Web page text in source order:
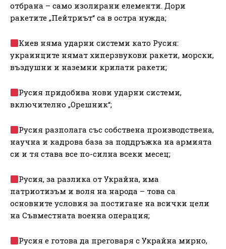
отбрана – само изолирани елементи. Дори
ракетите „Пейтриът“ са в остра нужда;
Киев няма ударни системи като Русия:
украинците нямат хиперзвукови ракети, морски,
въздушни и наземни крилати ракети;
Русия придобива нови ударни системи,
включително „Орешник“;
Русия разполага със собствена производствена,
научна и кадрова база за поддръжка на армията
си и тя става все по-силна всеки месец;
Русия, за разлика от Украйна, има
патриотизъм и воля на народа – това са
основните условия за постигане на всички цели
на Съвместната военна операция;
Русия е готова да преговаря с Украйна мирно,